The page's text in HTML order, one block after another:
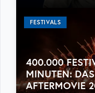
FESTIVALS
400.000
MINUTEN:
AFTERMOVIE